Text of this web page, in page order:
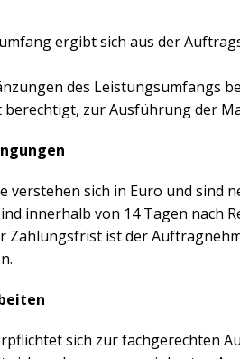
ergibt sich aus der
des Leistungsumfangs
berechtigt, zur Ausführung der
verstehen sich in Euro und sind
innerhalb von 14 Tagen
Zahlungsfrist ist der
sich zur fachgerechten